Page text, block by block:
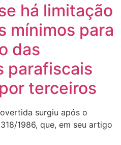
há limitação
mínimos para
das
parafiscais
terceiros
surgiu após o
1986, que, em seu artigo